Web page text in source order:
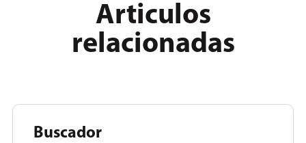
Articulos
relacionadas
Buscador